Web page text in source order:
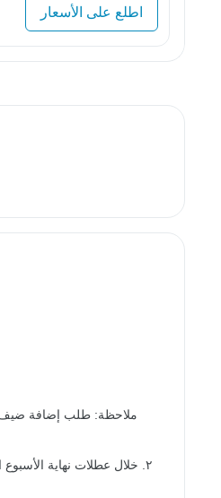
اطلع على الأسعار
ملاحظة: طلب إضافة ضيف/
٢. خلال عطلات نهاية